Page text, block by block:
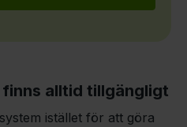
finns alltid tillgängligt
istället för att göra